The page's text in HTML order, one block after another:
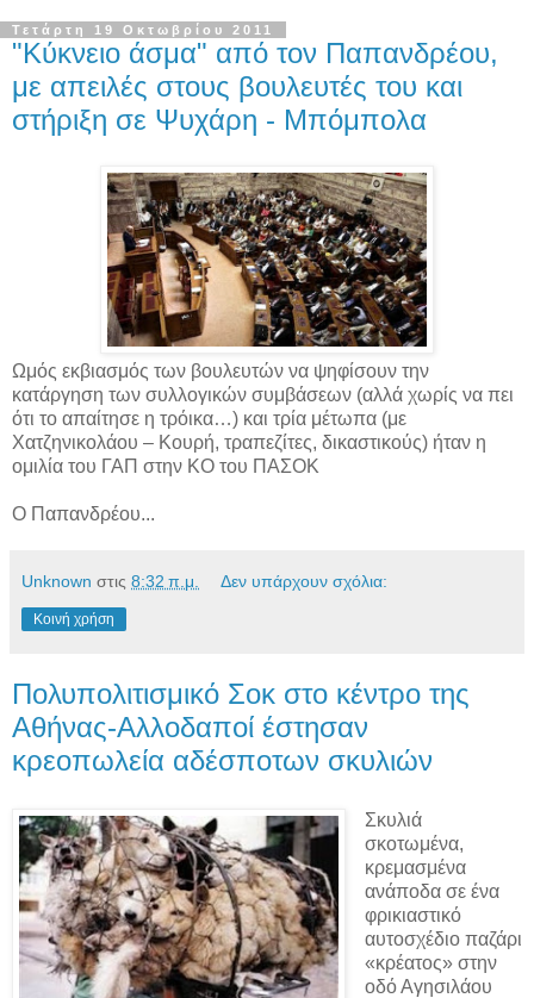
Τετάρτη 19 Οκτωβρίου 2011
"Κύκνειο άσμα" από τον Παπανδρέου,
με απειλές στους βουλευτές του και
στήριξη σε Ψυχάρη - Μπόμπολα
Ωμός εκβιασμός των βουλευτών να ψηφίσουν την
κατάργηση των συλλογικών συμβάσεων (αλλά χωρίς να πει
ότι το απαίτησε η τρόικα…) και τρία μέτωπα (με
Χατζηνικολάου – Κουρή, τραπεζίτες, δικαστικούς) ήταν η
ομιλία του ΓΑΠ στην ΚΟ του ΠΑΣΟΚ
Ο Παπανδρέου...
Unknown στις 8:32 π.μ. Δεν υπάρχουν σχόλια:
Κοινή χρήση
Πολυπολιτισμικό Σοκ στο κέντρο της
Αθήνας-Αλλοδαποί έστησαν
κρεοπωλεία αδέσποτων σκυλιών
Σκυλιά
σκοτωμένα,
κρεμασμένα
ανάποδα σε ένα
φρικιαστικό
αυτοσχέδιο παζάρι
«κρέατος» στην
οδό Αγησιλάου